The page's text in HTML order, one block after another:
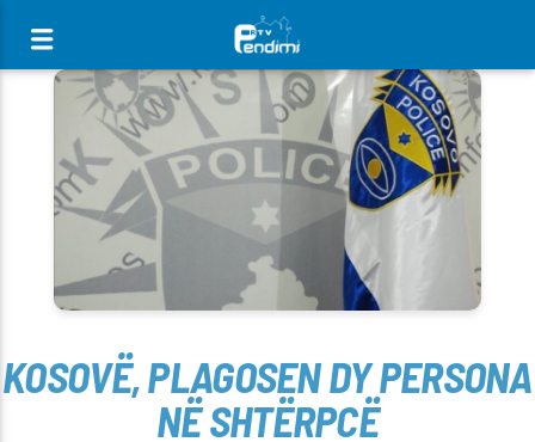
[There are no radio stations in the database]
KOSOVË, PLAGOSEN DY PERSONA
NË SHTËRPCË